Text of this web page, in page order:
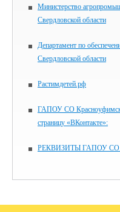
Министерство
Свердловской области
Департамент по
Свердловской области
Растимдетей.рф
ГАПОУ СО
страницу «ВКонтакте»:
РЕКВИЗИТЫ ГАПОУ